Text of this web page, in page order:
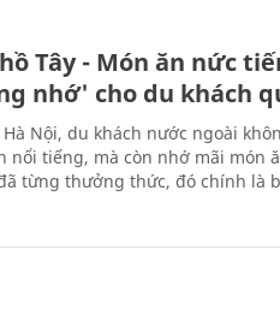
Tây - Món ăn nức
nhớ' cho du khách
Nội, du khách nước ngoài
nổi tiếng, mà còn nhớ mãi món
từng thưởng thức, đó chính là